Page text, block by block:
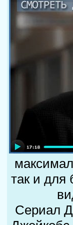
так и для
Сериал